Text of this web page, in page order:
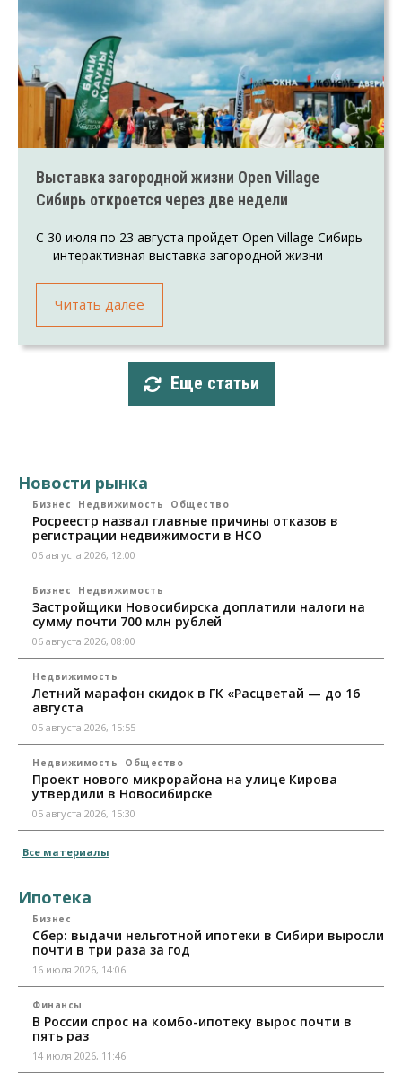
Выставка загородной жизни Open Village
Сибирь откроется через две недели
С 30 июля по 23 августа пройдет Open Village Сибирь
— интерактивная выставка загородной жизни
Читать далее
Еще статьи
Новости рынка
Бизнес Недвижимость Общество
Росреестр назвал главные причины отказов в
регистрации недвижимости в НСО
06 августа 2026, 12:00
Бизнес Недвижимость
Застройщики Новосибирска доплатили налоги на
сумму почти 700 млн рублей
06 августа 2026, 08:00
Недвижимость
Летний марафон скидок в ГК «Расцветай — до 16
августа
05 августа 2026, 15:55
Недвижимость Общество
Проект нового микрорайона на улице Кирова
утвердили в Новосибирске
05 августа 2026, 15:30
Все материалы
Ипотека
Бизнес
Сбер: выдачи нельготной ипотеки в Сибири выросли
почти в три раза за год
16 июля 2026, 14:06
Финансы
В России спрос на комбо-ипотеку вырос почти в
пять раз
14 июля 2026, 11:46